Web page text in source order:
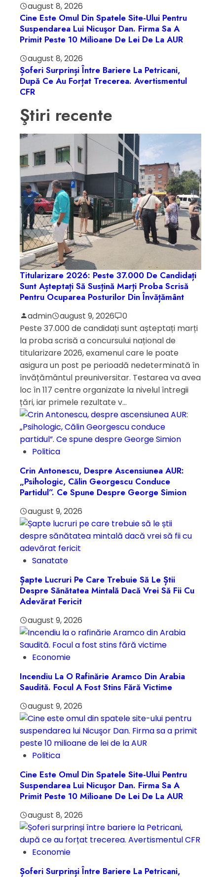
august 8, 2026
Cine Este Omul Din Spatele Site-Ului Pentru
Suspendarea Lui Nicuşor Dan. Firma Sa A
Primit Peste 10 Milioane De Lei De La AUR
august 8, 2026
Șoferi Surprinși Între Bariere La Petricani,
După Ce Au Forțat Trecerea. Avertismentul
CFR
Ştiri recente
Titularizare 2026: Peste 37.000 De Candidați
Sunt Așteptați Să Susțină Marți Proba Scrisă
Pentru Ocuparea Posturilor Din Învățământ
admin august 9, 2026
0
Peste 37.000 de candidați sunt așteptați marți
la proba scrisă a concursului național de
titularizare 2026, examenul care le poate
asigura un post pe perioadă nedeterminată în
învățământul preuniversitar. Testarea va avea
loc în 117 centre organizate la nivelul întregii
țări, iar primele rezultate v...
Politica
Crin Antonescu, Despre Ascensiunea AUR:
„Psihologic, Călin Georgescu Conduce
Partidul”. Ce Spune Despre George Simion
august 9, 2026
Sanatate
Șapte Lucruri Pe Care Trebuie Să Le Știi
Despre Sănătatea Mintală Dacă Vrei Să Fii Cu
Adevărat Fericit
august 9, 2026
Economie
Incendiu La O Rafinărie Aramco Din Arabia
Saudită. Focul A Fost Stins Fără Victime
august 9, 2026
Politica
Cine Este Omul Din Spatele Site-Ului Pentru
Suspendarea Lui Nicuşor Dan. Firma Sa A
Primit Peste 10 Milioane De Lei De La AUR
august 8, 2026
Economie
Șoferi Surprinși Între Bariere La Petricani,